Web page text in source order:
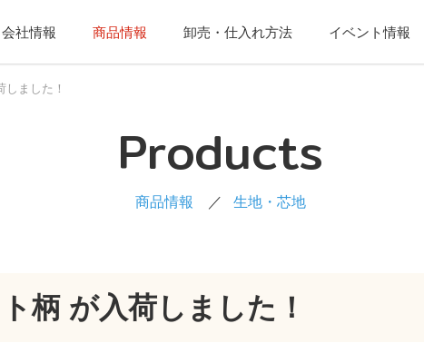
会社情報 商品情報 卸売・仕入れ方法 イベント情報
ました！
Products
商品情報 生地・芯地
柄 が入荷しました！